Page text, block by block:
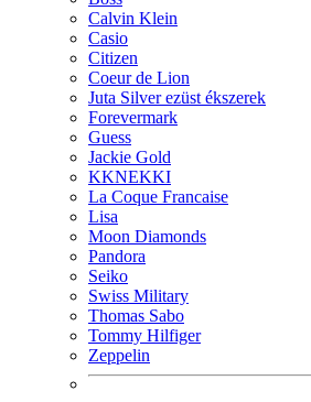
Calvin Klein
Casio
Citizen
Coeur de Lion
Juta Silver ezüst ékszerek
Forevermark
Guess
Jackie Gold
KKNEKKI
La Coque Francaise
Lisa
Moon Diamonds
Pandora
Seiko
Swiss Military
Thomas Sabo
Tommy Hilfiger
Zeppelin